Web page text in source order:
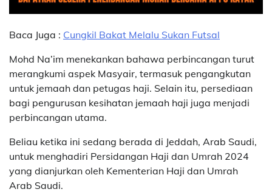
Baca Juga : Cungkil Bakat Melalu Sukan Futsal
Mohd Na’im menekankan bahawa perbincangan turut
merangkumi aspek Masyair, termasuk pengangkutan
untuk jemaah dan petugas haji. Selain itu, persediaan
bagi pengurusan kesihatan jemaah haji juga menjadi
perbincangan utama.
Beliau ketika ini sedang berada di Jeddah, Arab Saudi,
untuk menghadiri Persidangan Haji dan Umrah 2024
yang dianjurkan oleh Kementerian Haji dan Umrah
Arab Saudi.